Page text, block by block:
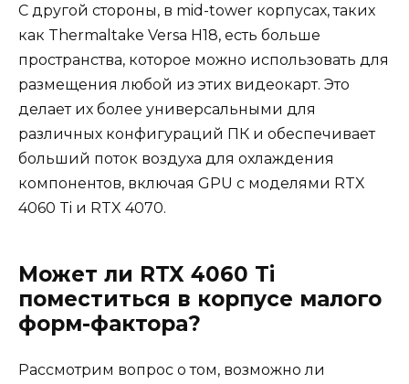
С другой стороны, в mid-tower корпусах, таких
как Thermaltake Versa H18, есть больше
пространства, которое можно использовать для
размещения любой из этих видеокарт. Это
делает их более универсальными для
различных конфигураций ПК и обеспечивает
больший поток воздуха для охлаждения
компонентов, включая GPU с моделями RTX
4060 Ti и RTX 4070.
Может ли RTX 4060 Ti
поместиться в корпусе малого
форм-фактора?
Рассмотрим вопрос о том, возможно ли